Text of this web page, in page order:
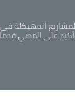
المهيكلة في
على المضي قدما